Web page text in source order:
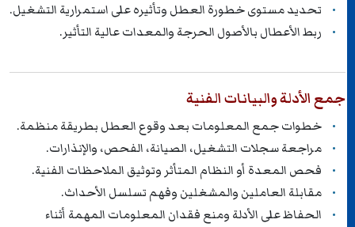
تحديد مستوى خطورة العطل وتأثيره على استمرارية التشغيل.
ربط الأعطال بالأصول الحرجة والمعدات عالية التأثير.
جمع الأدلة والبيانات الفنية
خطوات جمع المعلومات بعد وقوع العطل بطريقة منظمة.
مراجعة سجلات التشغيل، الصيانة، الفحص، والإنذارات.
فحص المعدة أو النظام المتأثر وتوثيق الملاحظات الفنية.
مقابلة العاملين والمشغلين وفهم تسلسل الأحداث.
الحفاظ على الأدلة ومنع فقدان المعلومات المهمة أثناء